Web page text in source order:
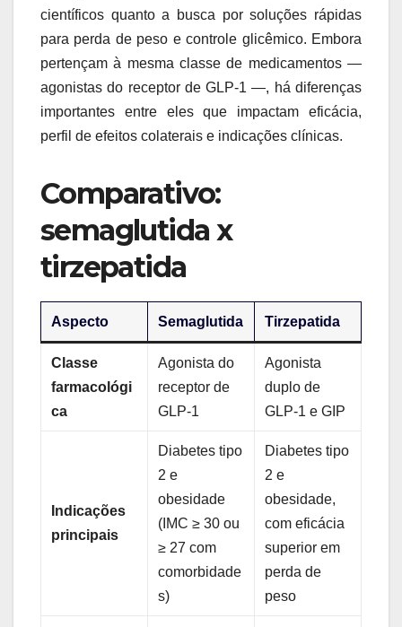
científicos quanto a busca por soluções rápidas
para perda de peso e controle glicêmico. Embora
pertençam à mesma classe de medicamentos —
agonistas do receptor de GLP-1 —, há diferenças
importantes entre eles que impactam eficácia,
perfil de efeitos colaterais e indicações clínicas.
Comparativo:
semaglutida x
tirzepatida
Aspecto Semaglutida Tirzepatida
Classe
farmacológi
ca
Agonista do
receptor de
GLP-1
Agonista
duplo de
GLP-1 e GIP
Indicações
principais
Diabetes tipo
2 e
obesidade
(IMC ≥ 30 ou
≥ 27 com
comorbidade
s)
Diabetes tipo
2 e
obesidade,
com eficácia
superior em
perda de
peso